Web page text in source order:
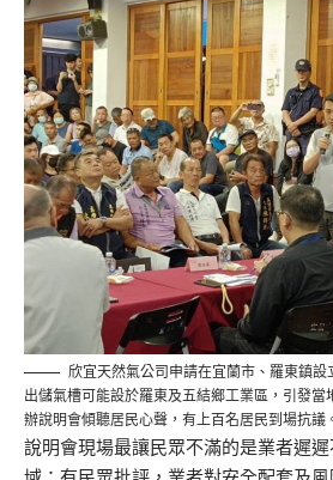
欣宜天然氣公司申請在宜蘭市、羅東鎮
出儲氣槽可能設於羅東及五結鄉工業區，引發當
辦說明會傾聽居民心聲，有上百名居民到場抗議
說明會現場最讓民眾不滿的是業者遲